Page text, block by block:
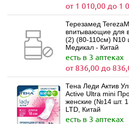
от 1 010,00 до 1
Терезамед
впитывающие для
(2) (80-110см) N10
Медикал - Китай
есть в 3 аптеках
от 836,00 до
Тена Леди Актив
Active Ultra mini
женские (№14 шт. 1
LTD, Китай
есть в 3 аптеках